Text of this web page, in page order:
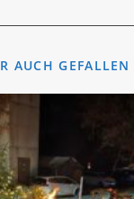
AUCH GEFALLEN